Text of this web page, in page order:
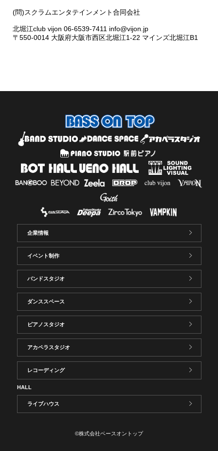
(問)スクラムエンタテインメント合同会社
北堀江club vijon 06-6539-7411 info@vijon.jp
〒550-0014 大阪府大阪市西区北堀江1-22 マインズ北堀江B1
企業情報
イベント制作
バンドスタジオ
ダンススペース
ピアノスタジオ
アカペラスタジオ
レコーディング
HALL
ライブハウス
©株式会社ベースオントップ